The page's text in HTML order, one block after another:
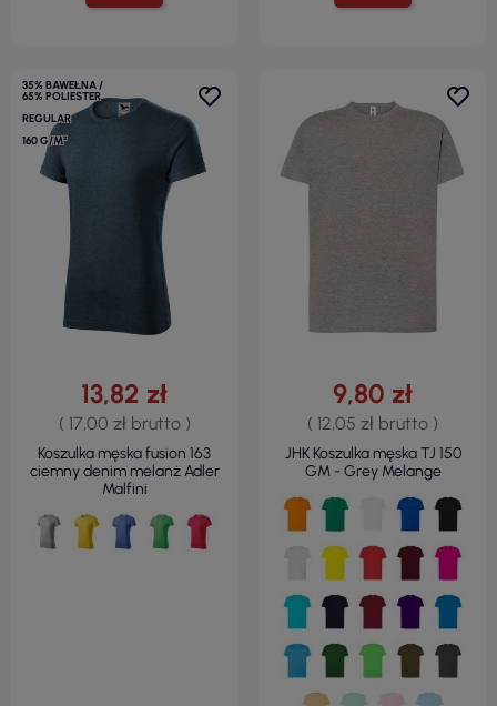
35% BAWEŁNA /
65% POLIESTER
REGULAR
160 G/M²
13,82 zł
( 17,00 zł brutto )
Koszulka męska fusion 163
ciemny denim melanż Adler
Malfini
9,80 zł
( 12,05 zł brutto )
JHK Koszulka męska TJ 150
GM - Grey Melange